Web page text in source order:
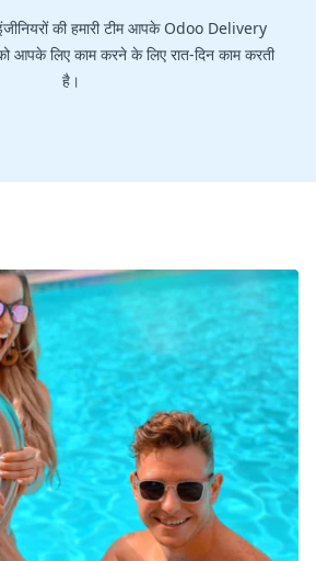
की हमारी टीम आपके Odoo Delivery
लिए काम करने के लिए रात-दिन काम करती
है।